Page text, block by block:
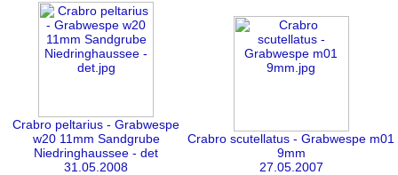
Crabro peltarius - Grabwespe
w20 11mm Sandgrube
Niedringhaussee - det
31.05.2008
Crabro scutellatus - Grabwespe m01
9mm
27.05.2007